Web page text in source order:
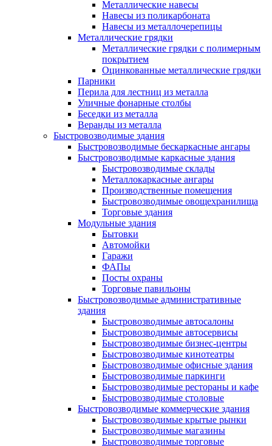
Металлические навесы
Навесы из поликарбоната
Навесы из металлочерепицы
Металлические грядки
Металлические грядки с полимерным
покрытием
Оцинкованные металлические грядки
Парники
Перила для лестниц из металла
Уличные фонарные столбы
Беседки из металла
Веранды из металла
Быстровозводимые здания
Быстровозводимые бескаркасные ангары
Быстровозводимые каркасные здания
Быстровозводимые склады
Металлокаркасные ангары
Производственные помещения
Быстровозводимые овощехранилища
Торговые здания
Модульные здания
Бытовки
Автомойки
Гаражи
ФАПы
Посты охраны
Торговые павильоны
Быстровозводимые административные
здания
Быстровозводимые автосалоны
Быстровозводимые автосервисы
Быстровозводимые бизнес-центры
Быстровозводимые кинотеатры
Быстровозводимые офисные здания
Быстровозводимые паркинги
Быстровозводимые рестораны и кафе
Быстровозводимые столовые
Быстровозводимые коммерческие здания
Быстровозводимые крытые рынки
Быстровозводимые магазины
Быстровозводимые торговые